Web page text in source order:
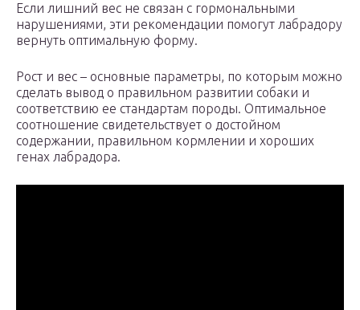
Если лишний вес не связан с гормональными
нарушениями, эти рекомендации помогут лабрадору
вернуть оптимальную форму.
Рост и вес – основные параметры, по которым можно
сделать вывод о правильном развитии собаки и
соответствию ее стандартам породы. Оптимальное
соотношение свидетельствует о достойном
содержании, правильном кормлении и хороших
генах лабрадора.